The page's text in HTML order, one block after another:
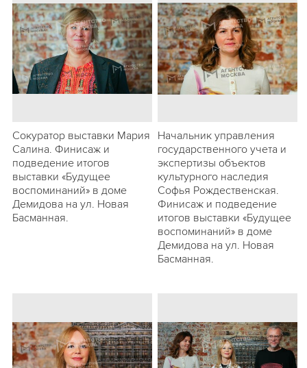
Сокуратор выставки Мария
Салина. Финисаж и
подведение итогов
выставки «Будущее
воспоминаний» в доме
Демидова на ул. Новая
Басманная.
Начальник управления
государственного учета и
экспертизы объектов
культурного наследия
Софья Рождественская.
Финисаж и подведение
итогов выставки «Будущее
воспоминаний» в доме
Демидова на ул. Новая
Басманная.